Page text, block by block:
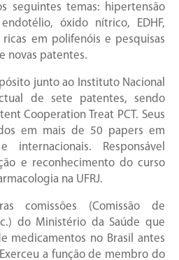
seguintes temas: hipertensão
óxido nítrico, EDHF,
em polifenóis e pesquisas
novas patentes.
junto ao Instituto Nacional
de sete patentes, sendo
Cooperation Treat PCT. Seus
em mais de 50 papers em
internacionais. Responsável
e reconhecimento do curso
na UFRJ.
comissões (Comissão de
do Ministério da Saúde que
medicamentos no Brasil antes
a função de membro do